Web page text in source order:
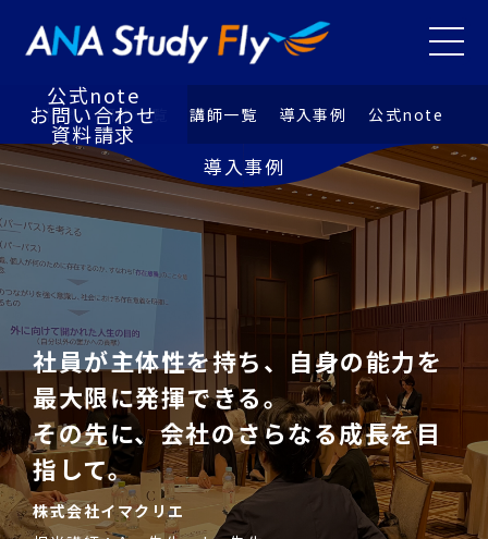
特徴 研修⼀覧 講師⼀覧 導⼊事例 公式note
講師⼀覧
導⼊事例
公式note
お問い合わせ
資料請求
導入事例
社員が主体性を持ち、自身の能力を
最大限に発揮できる。
その先に、会社のさらなる成長を目
指して。
株式会社イマクリエ